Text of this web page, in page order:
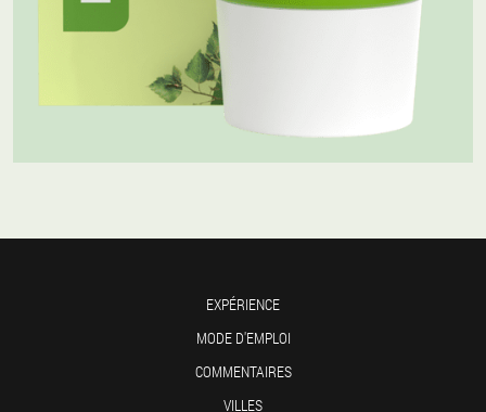
EXPÉRIENCE
MODE D'EMPLOI
COMMENTAIRES
VILLES